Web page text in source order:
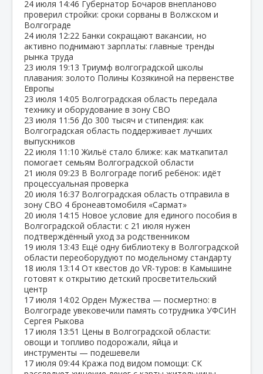
24 июля 14:46 Губернатор Бочаров внепланово
проверил стройки: сроки сорваны в Волжском и
Волгограде
24 июля 12:22 Банки сокращают вакансии, но
активно поднимают зарплаты: главные тренды
рынка труда
23 июля 19:13 Триумф волгоградской школы
плавания: золото Полины Козякиной на первенстве
Европы
23 июля 14:05 Волгоградская область передала
технику и оборудование в зону СВО
23 июля 11:56 До 300 тысяч и стипендия: как
Волгоградская область поддерживает лучших
выпускников
22 июля 11:10 Жильё стало ближе: как маткапитал
помогает семьям Волгоградской области
21 июля 09:23 В Волгограде погиб ребёнок: идёт
процессуальная проверка
20 июля 16:37 Волгоградская область отправила в
зону СВО 4 бронеавтомобиля «Сармат»
20 июля 14:15 Новое условие для единого пособия в
Волгоградской области: с 21 июля нужен
подтверждённый уход за родственником
19 июля 13:43 Ещё одну библиотеку в Волгоградской
области переоборудуют по модельному стандарту
18 июля 13:14 От квестов до VR‑туров: в Камышине
готовят к открытию детский просветительский
центр
17 июля 14:02 Орден Мужества — посмертно: в
Волгограде увековечили память сотрудника УФСИН
Сергея Рыкова
17 июля 13:51 Цены в Волгоградской области:
овощи и топливо подорожали, яйца и
инструменты — подешевели
17 июля 09:44 Кража под видом помощи: СК